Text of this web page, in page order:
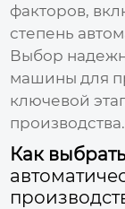
факторов,
степень
Выбор
машины для
ключевой
производства.
Как